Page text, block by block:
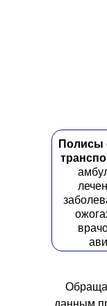
Полисы
данным